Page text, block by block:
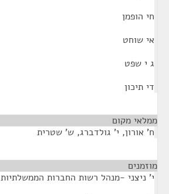
חי הופמן
אי שוחט
ג י שפט
די תיכון
ממלאי מקום
ח' אורון, י' גולדברג, ש' שטרית
מוזמנים
י' ניצני -מנהל רשות החברות הממשלתיות